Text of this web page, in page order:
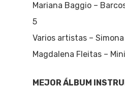
Mariana Baggio –
5
Varios artistas – Simona
Magdalena Fleitas –
MEJOR ÁLBUM